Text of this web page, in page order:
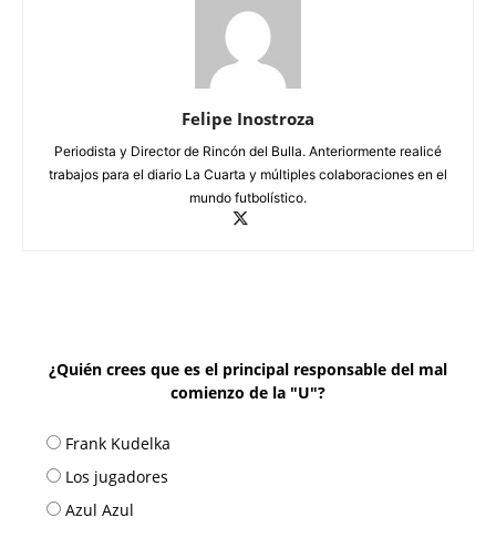
Felipe Inostroza
Periodista y Director de Rincón del Bulla. Anteriormente realicé
trabajos para el diario La Cuarta y múltiples colaboraciones en el
mundo futbolístico.
¿Quién crees que es el principal responsable del mal
comienzo de la "U"?
Frank Kudelka
Los jugadores
Azul Azul